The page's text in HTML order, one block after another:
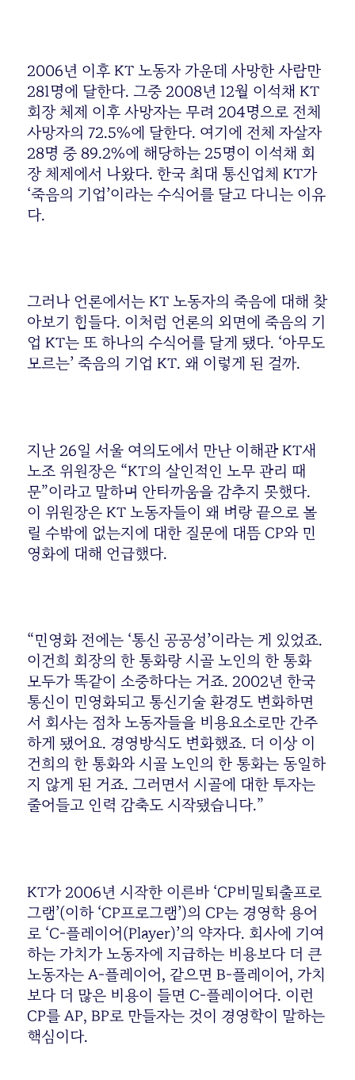
2006년 이후 KT 노동자 가운데 사망한 사람만
281명에 달한다. 그중 2008년 12월 이석채 KT
회장 체제 이후 사망자는 무려 204명으로 전체
사망자의 72.5%에 달한다. 여기에 전체 자살자
28명 중 89.2%에 해당하는 25명이 이석채 회
장 체제에서 나왔다. 한국 최대 통신업체 KT가
‘죽음의 기업’이라는 수식어를 달고 다니는 이유
다.
그러나 언론에서는 KT 노동자의 죽음에 대해 찾
아보기 힘들다. 이처럼 언론의 외면에 죽음의 기
업 KT는 또 하나의 수식어를 달게 됐다. ‘아무도
모르는’ 죽음의 기업 KT. 왜 이렇게 된 걸까.
지난 26일 서울 여의도에서 만난 이해관 KT새
노조 위원장은 “KT의 살인적인 노무 관리 때
문”이라고 말하며 안타까움을 감추지 못했다.
이 위원장은 KT 노동자들이 왜 벼랑 끝으로 몰
릴 수밖에 없는지에 대한 질문에 대뜸 CP와 민
영화에 대해 언급했다.
“민영화 전에는 ‘통신 공공성’이라는 게 있었죠.
이건희 회장의 한 통화랑 시골 노인의 한 통화
모두가 똑같이 소중하다는 거죠. 2002년 한국
통신이 민영화되고 통신기술 환경도 변화하면
서 회사는 점차 노동자들을 비용요소로만 간주
하게 됐어요. 경영방식도 변화했죠. 더 이상 이
건희의 한 통화와 시골 노인의 한 통화는 동일하
지 않게 된 거죠. 그러면서 시골에 대한 투자는
줄어들고 인력 감축도 시작됐습니다.”
KT가 2006년 시작한 이른바 ‘CP비밀퇴출프로
그램’(이하 ‘CP프로그램’)의 CP는 경영학 용어
로 ‘C-플레이어(Player)’의 약자다. 회사에 기여
하는 가치가 노동자에 지급하는 비용보다 더 큰
노동자는 A-플레이어, 같으면 B-플레이어, 가치
보다 더 많은 비용이 들면 C-플레이어다. 이런
CP를 AP, BP로 만들자는 것이 경영학이 말하는
핵심이다.